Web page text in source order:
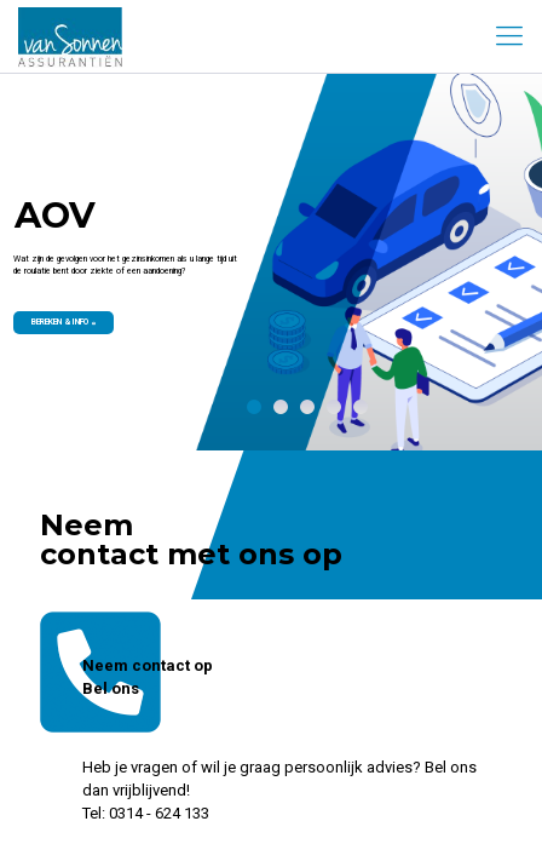
AOV
Wat zijn de gevolgen voor het gezinsinkomen als u lange tijd uit
de roulatie bent door ziekte of een aandoening?
BEREKEN & INFO
Neem
contact met ons op
Neem contact op
Bel ons
Heb je vragen of wil je graag persoonlijk advies? Bel ons
dan vrijblijvend!
Tel: 0314 - 624 133